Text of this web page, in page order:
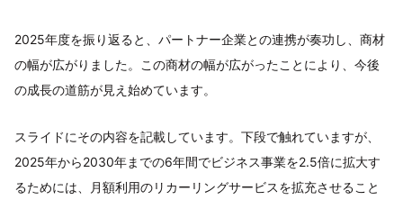
2025年度を振り返ると、パートナー企業との連携が奏功し、商材
の幅が広がりました。この商材の幅が広がったことにより、今後
の成長の道筋が見え始めています。
スライドにその内容を記載しています。下段で触れていますが、
2025年から2030年までの6年間でビジネス事業を2.5倍に拡大す
るためには、月額利用のリカーリングサービスを拡充させること